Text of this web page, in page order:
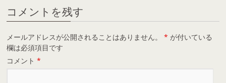
コメントを残す
メールアドレスが公開されることはありません。 * が付いている
欄は必須項目です
コメント*